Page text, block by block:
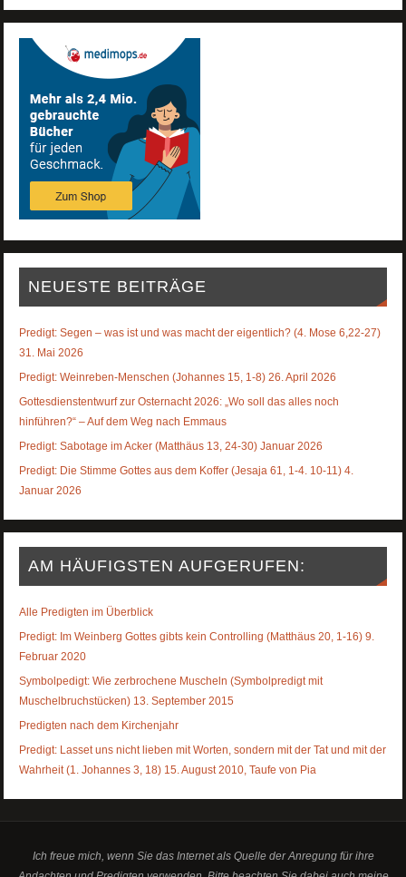
NEUESTE BEITRÄGE
Predigt: Segen – was ist und was macht der eigentlich? (4. Mose 6,22-27)
31. Mai 2026
Predigt: Weinreben-Menschen (Johannes 15, 1-8) 26. April 2026
Gottesdienstentwurf zur Osternacht 2026: „Wo soll das alles noch
hinführen?“ – Auf dem Weg nach Emmaus
Predigt: Sabotage im Acker (Matthäus 13, 24-30) Januar 2026
Predigt: Die Stimme Gottes aus dem Koffer (Jesaja 61, 1-4. 10-11) 4.
Januar 2026
AM HÄUFIGSTEN AUFGERUFEN:
Alle Predigten im Überblick
Predigt: Im Weinberg Gottes gibts kein Controlling (Matthäus 20, 1-16) 9.
Februar 2020
Symbolpedigt: Wie zerbrochene Muscheln (Symbolpredigt mit
Muschelbruchstücken) 13. September 2015
Predigten nach dem Kirchenjahr
Predigt: Lasset uns nicht lieben mit Worten, sondern mit der Tat und mit der
Wahrheit (1. Johannes 3, 18) 15. August 2010, Taufe von Pia
Ich freue mich, wenn Sie das Internet als Quelle der Anregung für ihre